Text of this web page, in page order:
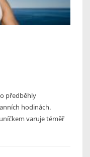
předběhly
hodinách.
varuje téměř